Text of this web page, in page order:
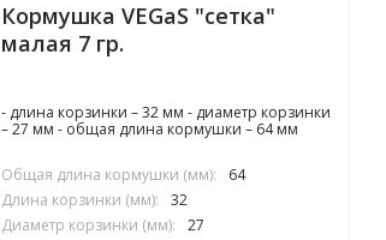
Кормушка VEGaS "сетка"
малая 7 гр.
- длина корзинки – 32 мм - диаметр корзинки
– 27 мм - общая длина кормушки – 64 мм
Общая длина кормушки (мм):
64
Длина корзинки (мм):
32
Диаметр корзинки (мм):
27